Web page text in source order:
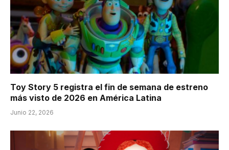
Toy Story 5 registra el fin de semana de estreno
más visto de 2026 en América Latina
Junio 22, 2026